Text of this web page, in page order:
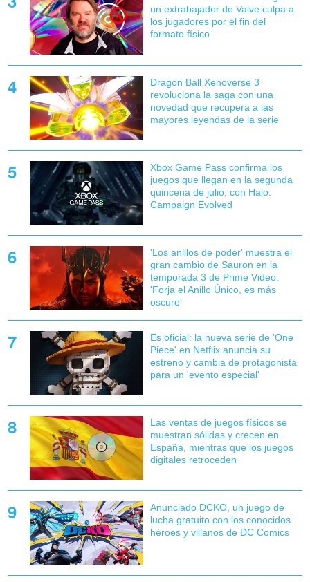
un extrabajador de Valve culpa a
los jugadores por el fin del
formato físico
Dragon Ball Xenoverse 3
revoluciona la saga con una
novedad que recupera a las
mayores leyendas de la serie
Xbox Game Pass confirma los
juegos que llegan en la segunda
quincena de julio, con Halo:
Campaign Evolved
'Los anillos de poder' muestra el
gran cambio de Sauron en la
temporada 3 de Prime Video:
'Forja el Anillo Único, es más
oscuro'
Es oficial: la nueva serie de 'One
Piece' en Netflix anuncia su
estreno y cambia de protagonista
para un 'evento especial'
Las ventas de juegos físicos se
muestran sólidas y crecen en
España, mientras que los juegos
digitales retroceden
Anunciado DCKO, un juego de
lucha gratuito con los conocidos
héroes y villanos de DC Comics